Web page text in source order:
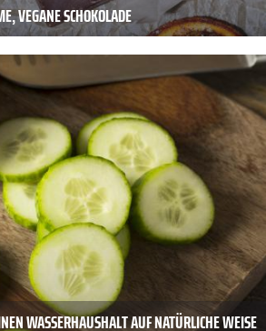
VEGANE SCHOKOLADE
WASSERHAUSHALT AUF NATÜRLICHE WEISE